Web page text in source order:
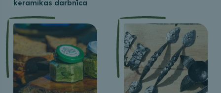
keramikas darbnīca